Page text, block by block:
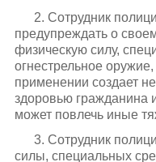
2. Сотрудник
предупреждать о
физическую силу,
огнестрельное
применении создает
здоровью гражданина
может повлечь иные
3. Сотрудник
силы, специальных